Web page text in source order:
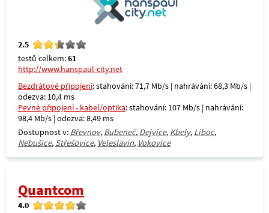
2.5
testů celkem:61
http://www.hanspaul-city.net
Bezdrátové připojení: stahování: 71,7 Mb/s | nahrávání: 68,3 Mb/s |
odezva: 10,4 ms
Pevné připojení - kabel/optika: stahování: 107 Mb/s | nahrávání:
98,4 Mb/s | odezva: 8,49 ms
Dostupnost v: Břevnov, Bubeneč, Dejvice, Kbely, Liboc,
Nebušice, Střešovice, Veleslavín, Vokovice
Quantcom
4.0